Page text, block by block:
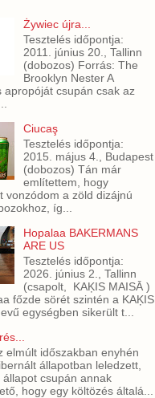
Żywiec újra...
Tesztelés időpontja:
2011. június 20., Tallinn
(dobozos) Forrás: The
Brooklyn Nester A
apropóját csupán csak az
Ciucaş
Tesztelés időpontja:
2015. május 4., Budapest
(dobozos) Tán már
említettem, hogy
vonzódom a zöld dizájnú
íg...
Hopalaa BAKERMANS
ARE US
Tesztelés időpontja:
2026. június 2., Tallinn
(csapolt, KAĶIS MAISĀ )
főzde sörét szintén a KAĶIS
egységben sikerült t...
elmúlt időszakban enyhén
állapotban leledzett,
állapot csupán annak
hogy egy költözés általá...